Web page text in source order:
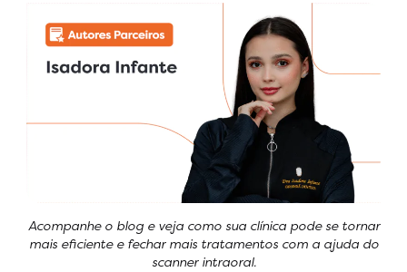
Acompanhe o blog e veja como sua clínica pode se tornar
mais eficiente e fechar mais tratamentos com a ajuda do
scanner intraoral.